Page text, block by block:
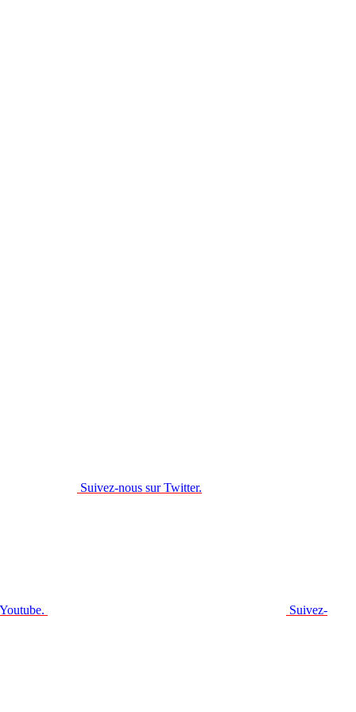
Suivez-nous sur Twitter.
Suivez-